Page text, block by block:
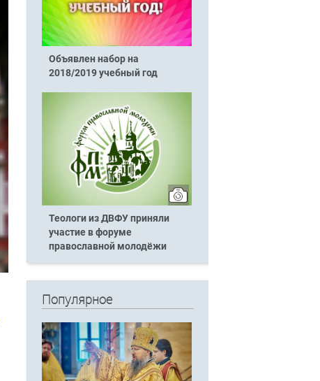
Объявлен набор на
2018/2019 учебный год
Теологи из ДВФУ приняли
участие в форуме
православной молодёжи
Популярное